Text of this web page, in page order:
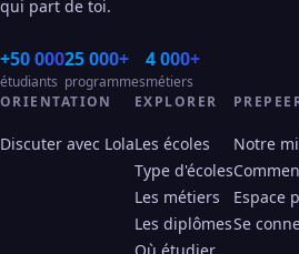
qui part de toi.
+50 000
étudiants
25 000+
programmes
4 000+
métiers
ORIENTATION
Discuter avec Lola
EXPLORER
Les écoles
Type d'écoles
Les métiers
Les diplômes
Notre
Espace
Se